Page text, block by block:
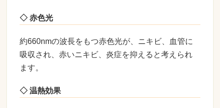
◇ 赤色光
約660nmの波長をもつ赤色光が、ニキビ、血管に
吸収され、赤いニキビ、炎症を抑えると考えられ
ます。
◇ 温熱効果